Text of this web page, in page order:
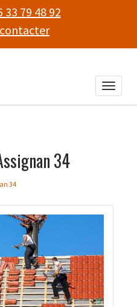
33 79 48 92
Toggle
34
34